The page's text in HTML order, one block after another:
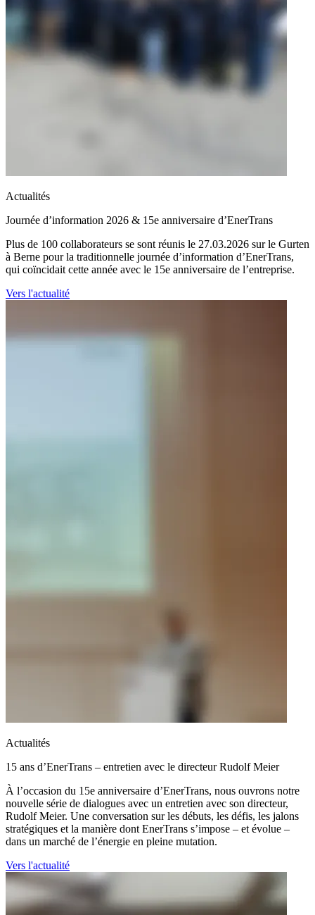
Actualités
Journée d’information 2026 & 15e anniversaire d’EnerTrans
Plus de 100 collaborateurs se sont réunis le 27.03.2026 sur le Gurten
à Berne pour la traditionnelle journée d’information d’EnerTrans,
qui coïncidait cette année avec le 15e anniversaire de l’entreprise.
Vers l'actualité
Actualités
15 ans d’EnerTrans – entretien avec le directeur Rudolf Meier
À l’occasion du 15e anniversaire d’EnerTrans, nous ouvrons notre
nouvelle série de dialogues avec un entretien avec son directeur,
Rudolf Meier. Une conversation sur les débuts, les défis, les jalons
stratégiques et la manière dont EnerTrans s’impose – et évolue –
dans un marché de l’énergie en pleine mutation.
Vers l'actualité